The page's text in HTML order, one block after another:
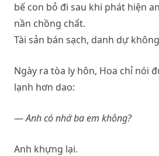
bế con bỏ đi sau khi phát hiện
nần chồng chất.
Tài sản bán sạch, danh dự
Ngày ra tòa ly hôn, Hoa chỉ nói
lạnh hơn dao:
—Anh có nhớ ba em không?
Anh khựng lại.